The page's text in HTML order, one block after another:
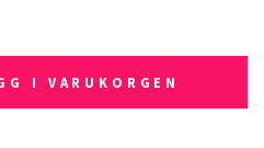
I VARUKORGEN